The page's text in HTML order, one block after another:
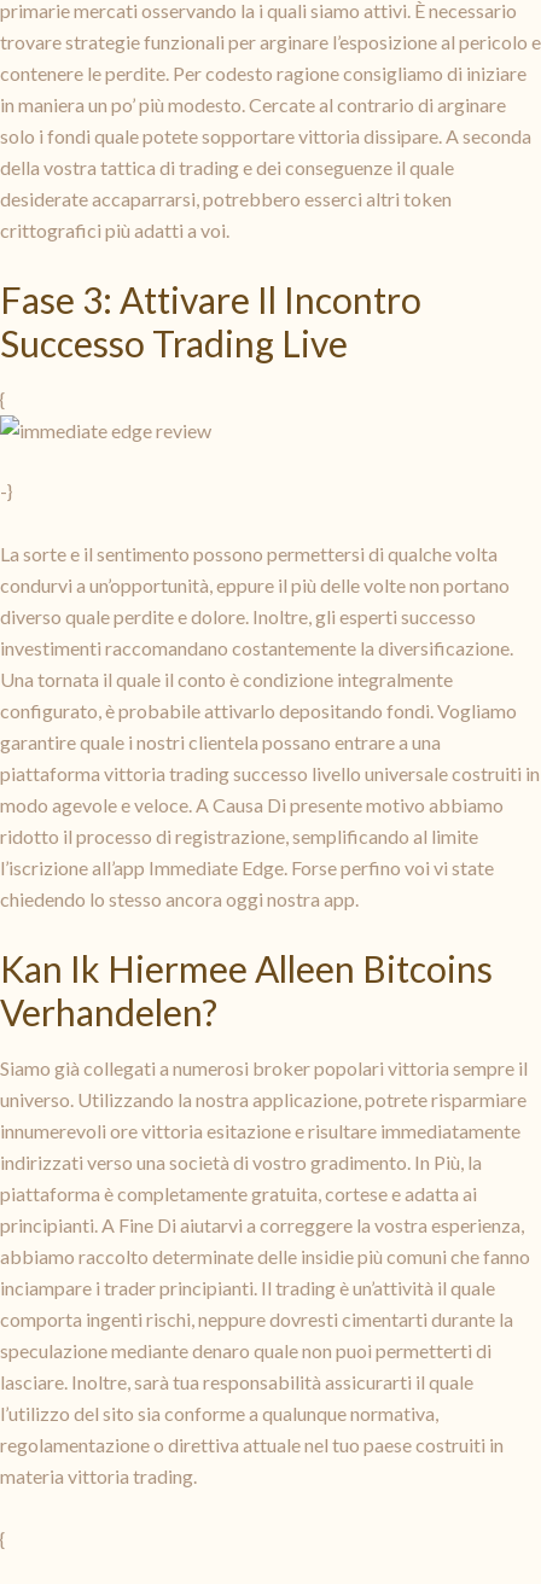
primarie mercati osservando la i quali siamo attivi. È necessario
trovare strategie funzionali per arginare l’esposizione al pericolo e
contenere le perdite. Per codesto ragione consigliamo di iniziare
in maniera un po’ più modesto. Cercate al contrario di arginare
solo i fondi quale potete sopportare vittoria dissipare. A seconda
della vostra tattica di trading e dei conseguenze il quale
desiderate accaparrarsi, potrebbero esserci altri token
crittografici più adatti a voi.
Fase 3: Attivare Il Incontro
Successo Trading Live
{
-}
La sorte e il sentimento possono permettersi di qualche volta
condurvi a un’opportunità, eppure il più delle volte non portano
diverso quale perdite e dolore. Inoltre, gli esperti successo
investimenti raccomandano costantemente la diversificazione.
Una tornata il quale il conto è condizione integralmente
configurato, è probabile attivarlo depositando fondi. Vogliamo
garantire quale i nostri clientela possano entrare a una
piattaforma vittoria trading successo livello universale costruiti in
modo agevole e veloce. A Causa Di presente motivo abbiamo
ridotto il processo di registrazione, semplificando al limite
l’iscrizione all’app Immediate Edge. Forse perfino voi vi state
chiedendo lo stesso ancora oggi nostra app.
Kan Ik Hiermee Alleen Bitcoins
Verhandelen?
Siamo già collegati a numerosi broker popolari vittoria sempre il
universo. Utilizzando la nostra applicazione, potrete risparmiare
innumerevoli ore vittoria esitazione e risultare immediatamente
indirizzati verso una società di vostro gradimento. In Più, la
piattaforma è completamente gratuita, cortese e adatta ai
principianti. A Fine Di aiutarvi a correggere la vostra esperienza,
abbiamo raccolto determinate delle insidie più comuni che fanno
inciampare i trader principianti. Il trading è un’attività il quale
comporta ingenti rischi, neppure dovresti cimentarti durante la
speculazione mediante denaro quale non puoi permetterti di
lasciare. Inoltre, sarà tua responsabilità assicurarti il quale
l’utilizzo del sito sia conforme a qualunque normativa,
regolamentazione o direttiva attuale nel tuo paese costruiti in
materia vittoria trading.
{